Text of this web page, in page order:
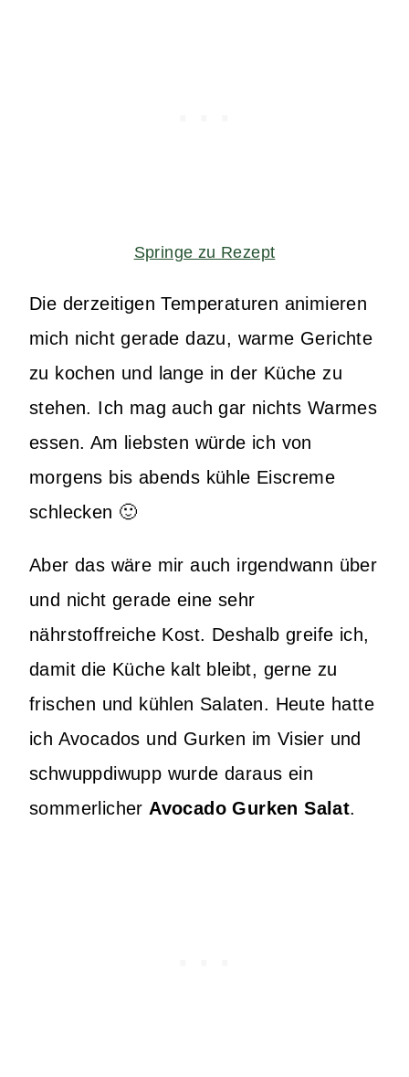
Springe zu Rezept
Die derzeitigen Temperaturen animieren
mich nicht gerade dazu, warme Gerichte
zu kochen und lange in der Küche zu
stehen. Ich mag auch gar nichts Warmes
essen. Am liebsten würde ich von
morgens bis abends kühle Eiscreme
schlecken 🙂
Aber das wäre mir auch irgendwann über
und nicht gerade eine sehr
nährstoffreiche Kost. Deshalb greife ich,
damit die Küche kalt bleibt, gerne zu
frischen und kühlen Salaten. Heute hatte
ich Avocados und Gurken im Visier und
schwuppdiwupp wurde daraus ein
sommerlicher Avocado Gurken Salat.